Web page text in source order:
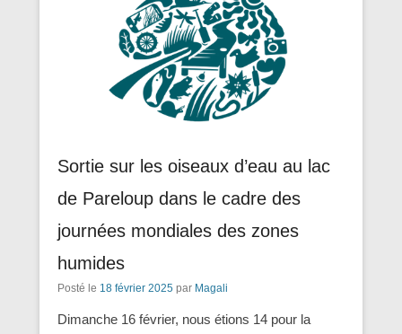
Sortie sur les oiseaux d’eau au lac
de Pareloup dans le cadre des
journées mondiales des zones
humides
Posté le 18 février 2025 par Magali
Dimanche 16 février, nous étions 14 pour la